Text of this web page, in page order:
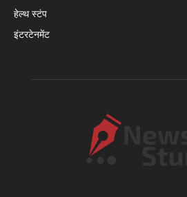
हेल्थ स्टंप
इंटरटेनमेंट